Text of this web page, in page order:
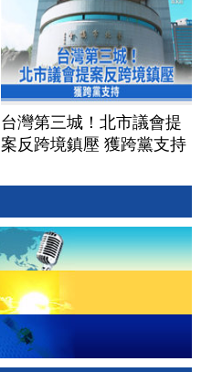
台灣第三城！北市議會提
案反跨境鎮壓 獲跨黨支持